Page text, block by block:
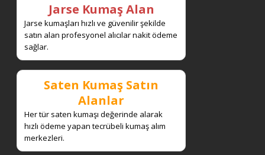
Jarse Kumaş Alan
Jarse kumaşları hızlı ve güvenilir şekilde
satın alan profesyonel alıcılar nakit ödeme
sağlar.
Saten Kumaş Satın
Alanlar
Her tür saten kumaşı değerinde alarak
hızlı ödeme yapan tecrübeli kumaş alım
merkezleri.